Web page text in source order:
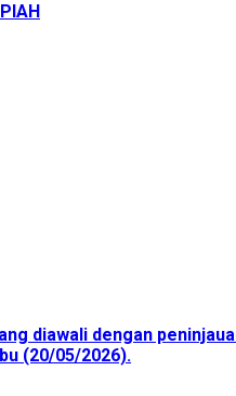
diawali dengan
(20/05/2026).